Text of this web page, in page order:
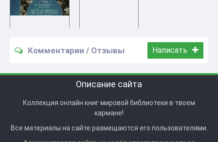
Комментарии / Отзывы Написать
Описание сайта
Коллекция онлайн книг мировой библиотеки в твоем
кармане!
Все материалы на сайте размещаются его пользователями.